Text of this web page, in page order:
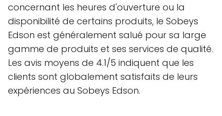
concernant les heures d'ouverture ou la
disponibilité de certains produits, le Sobeys
Edson est généralement salué pour sa large
gamme de produits et ses services de qualité.
Les avis moyens de 4.1/5 indiquent que les
clients sont globalement satisfaits de leurs
expériences au Sobeys Edson.